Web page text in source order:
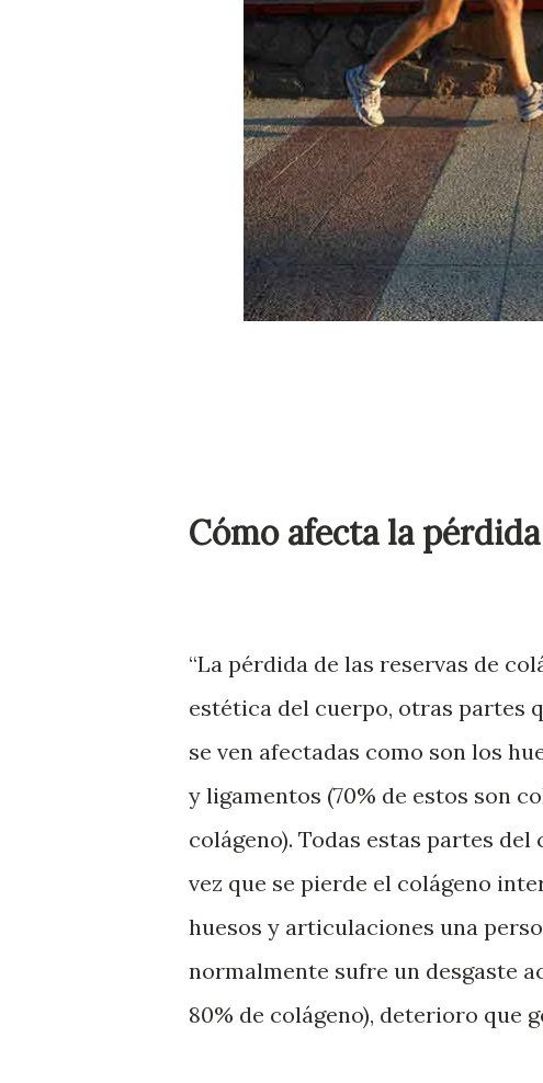
Cómo afecta la
“La pérdida de las reservas de
estética del cuerpo, otras partes
se ven afectadas como son los
y ligamentos (70% de estos son
colágeno). Todas estas partes
vez que se pierde el colágeno
huesos y articulaciones una
normalmente sufre un desgaste
80% de colágeno), deterioro que